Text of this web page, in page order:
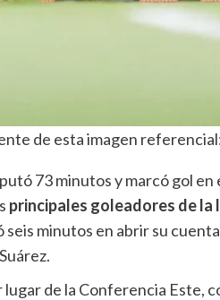
de esta imagen
73 minutos y marcó gol en
principales goleadores de la
minutos en abrir su
de la Conferencia Este,